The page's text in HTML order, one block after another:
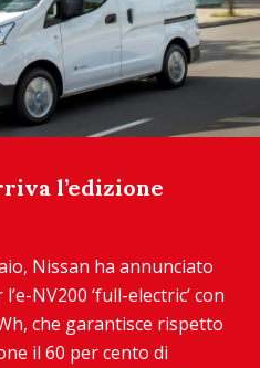
l’edizione
Nissan ha annunciato
NV200 ‘full-electric’ con
che garantisce rispetto
il 60 per cento di